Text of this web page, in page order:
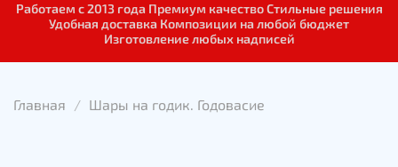
Работаем с 2013 года Премиум качество Стильные решения
Удобная доставка Композиции на любой бюджет
Изготовление любых надписей
Главная Шары на годик. Годовасие